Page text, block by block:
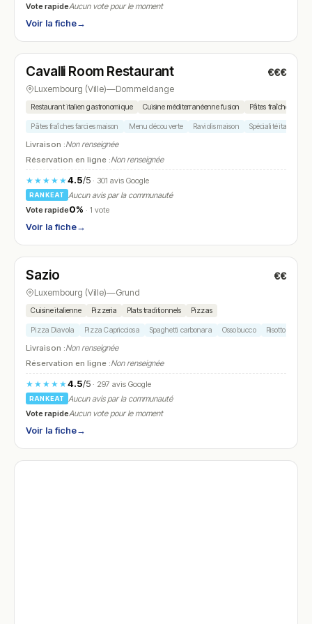
Vote rapideAucun vote pour le moment
Voir la fiche→
N° 27
Cavalli Room Restaurant €€€
Luxembourg (Ville)—Dommeldange
Restaurant italien gastronomique Cuisine méditerranéenne fusion Pâtes fraîches
Pâtes fraîches farcies maison Menu découverte Raviolis maison Spécialité italienne
Livraison :Non renseignée
Réservation en ligne :Non renseignée
★★★★★4.5/5· 301 avis Google
RANKEAT
Aucun avis par la communauté
Vote rapide0% · 1 vote
Voir la fiche→
N° 28
Sazio €€
Luxembourg (Ville)—Grund
Cuisine italienne Pizzeria Plats traditionnels Pizzas
Pizza Diavola Pizza Capricciosa Spaghetti carbonara Osso bucco Risotto
Livraison :Non renseignée
Réservation en ligne :Non renseignée
★★★★★4.5/5· 297 avis Google
RANKEAT
Aucun avis par la communauté
Vote rapideAucun vote pour le moment
Voir la fiche→